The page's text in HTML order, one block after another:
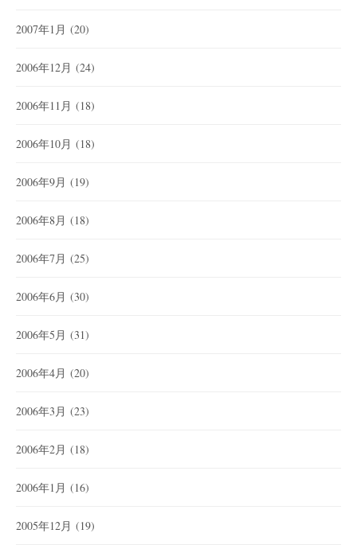
2007年1月 (20)
2006年12月 (24)
2006年11月 (18)
2006年10月 (18)
2006年9月 (19)
2006年8月 (18)
2006年7月 (25)
2006年6月 (30)
2006年5月 (31)
2006年4月 (20)
2006年3月 (23)
2006年2月 (18)
2006年1月 (16)
2005年12月 (19)